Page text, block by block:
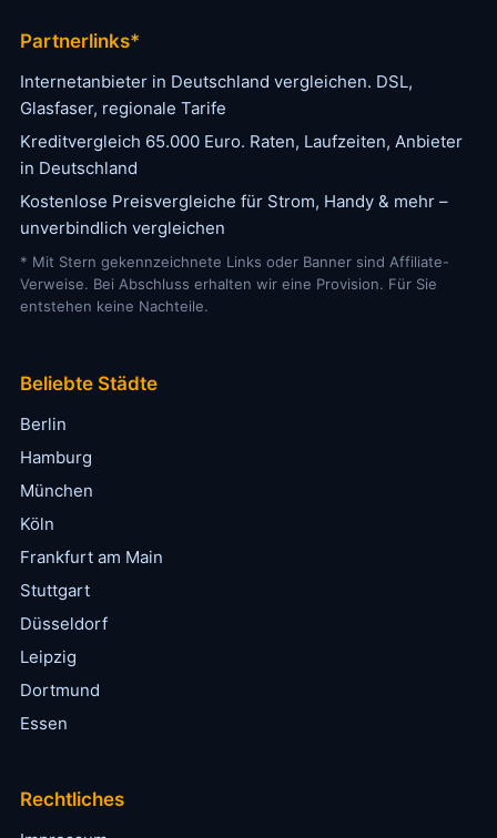
Partnerlinks*
Internetanbieter in Deutschland vergleichen. DSL,
Glasfaser, regionale Tarife
Kreditvergleich 65.000 Euro. Raten, Laufzeiten, Anbieter
in Deutschland
Kostenlose Preisvergleiche für Strom, Handy & mehr –
unverbindlich vergleichen
* Mit Stern gekennzeichnete Links oder Banner sind Affiliate-
Verweise. Bei Abschluss erhalten wir eine Provision. Für Sie
entstehen keine Nachteile.
Beliebte Städte
Berlin
Hamburg
München
Köln
Frankfurt am Main
Stuttgart
Düsseldorf
Leipzig
Dortmund
Essen
Rechtliches